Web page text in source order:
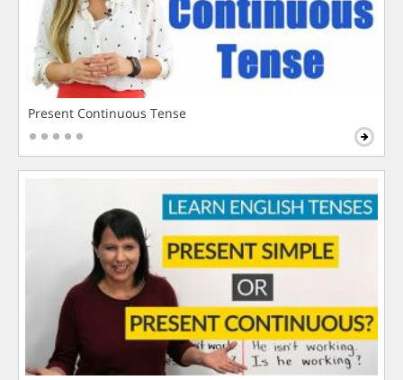
Present Continuous Tense